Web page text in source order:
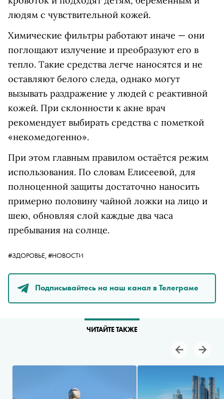
людям с чувствительной кожей.
Химические фильтры работают иначе — они
поглощают излучение и преобразуют его в
тепло. Такие средства легче наносятся и не
оставляют белого следа, однако могут
вызывать раздражение у людей с реактивной
кожей. При склонности к акне врач
рекомендует выбирать средства с пометкой
«некомедогенно».
При этом главным правилом остаётся режим
использования. По словам Елисеевой, для
полноценной защиты достаточно наносить
примерно половину чайной ложки на лицо и
шею, обновляя слой каждые два часа
пребывания на солнце.
#ЗДОРОВЬЕ, #НОВОСТИ
Подписывайтесь на наш канал в Телеграме
ЧИТАЙТЕ ТАКЖЕ